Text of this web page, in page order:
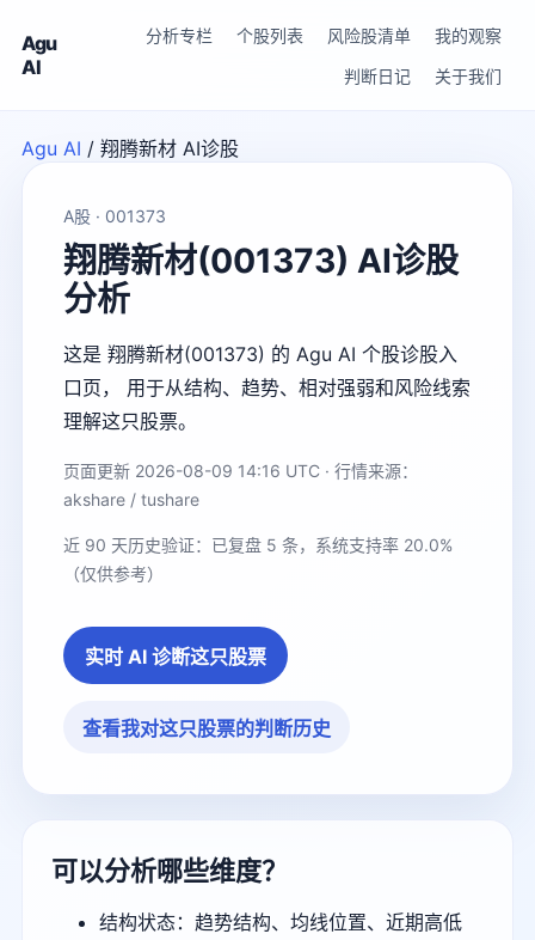
Agu
AI
分析专栏 个股列表 风险股清单
我的观察
判断日记
关于我们
Agu AI / 翔腾新材 AI诊股
A股 · 001373
翔腾新材(001373) AI诊股
分析
这是 翔腾新材(001373) 的 Agu AI 个股诊股入
口页， 用于从结构、趋势、相对强弱和风险线索
理解这只股票。
页面更新 2026-08-09 14:16 UTC · 行情来源：
akshare / tushare
近 90 天历史验证：已复盘 5 条，系统支持率 20.0%
（仅供参考）
实时 AI 诊断这只股票
查看我对这只股票的判断历史
可以分析哪些维度？
结构状态：趋势结构、均线位置、近期高低